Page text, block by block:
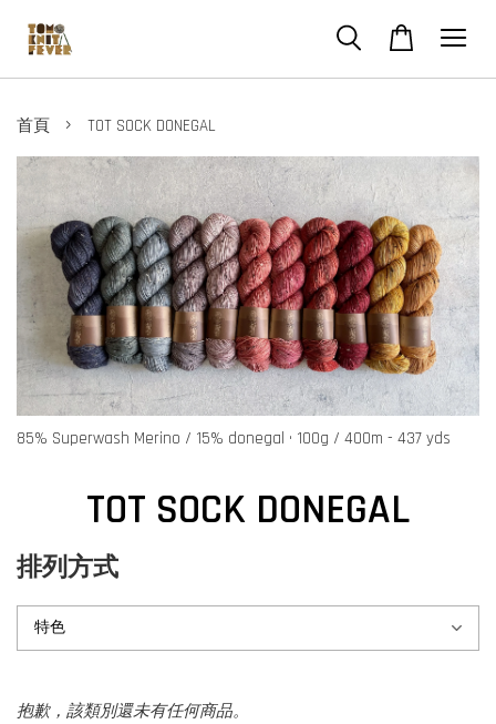
首頁 › TOT SOCK DONEGAL
85% Superwash Merino / 15% donegal • 100g / 400m - 437 yds
TOT SOCK DONEGAL
排列方式
抱歉，該類別還未有任何商品。